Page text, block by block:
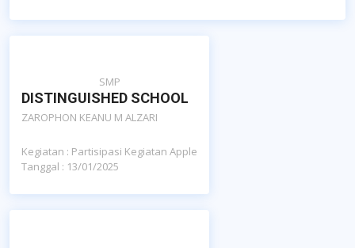
SMP
DISTINGUISHED SCHOOL
ZAROPHON KEANU M ALZARI
Kegiatan : Partisipasi Kegiatan Apple
Tanggal : 13/01/2025